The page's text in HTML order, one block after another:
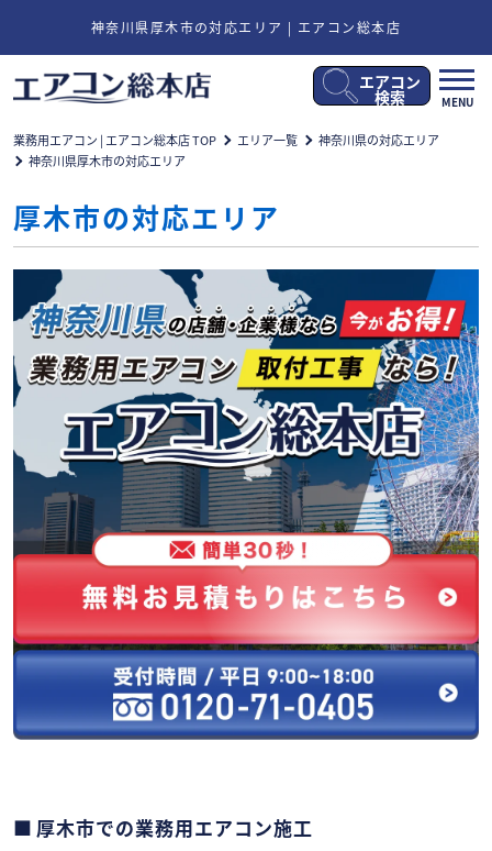
神奈川県厚木市の対応エリア | エアコン総本店
メ
ニ
MENU
エアコン
検索
業務用エアコン | エアコン総本店 TOP エリア一覧
神奈川県の対応エリア
神奈川県厚木市の対応エリア
厚木市の対応エリア
厚木市での業務用エアコン施工